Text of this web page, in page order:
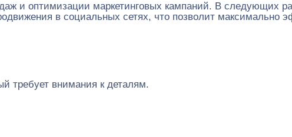
и оптимизации маркетинговых кампаний. В следующих
в социальных сетях, что позволит максимально
требует внимания к деталям.